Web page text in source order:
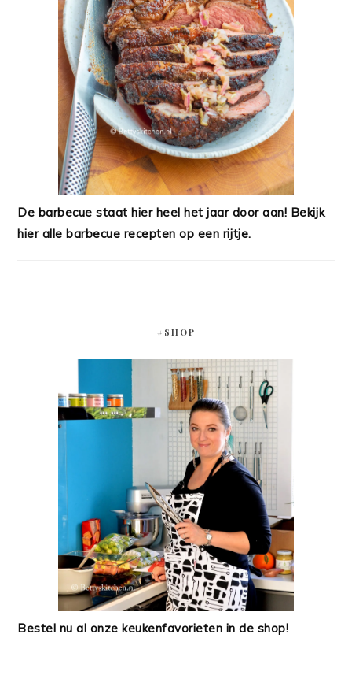
De barbecue staat hier heel het jaar door aan! Bekijk
hier alle barbecue recepten op een rijtje.
#SHOP
Bestel nu al onze keukenfavorieten in de shop!